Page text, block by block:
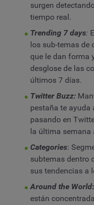
surgen
tiempo real.
Trending 7 days:
los sub-temas
que le dan forma
desglose de las
últimos 7 días.
Twitter Buzz:
pestaña te ayuda
pasando en
la última semana
Categories:
subtemas dentro
sus tendencias a
Around the World:
están